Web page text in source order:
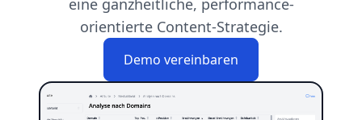
eine ganzheitliche, performance-
orientierte Content-Strategie.
Demo vereinbaren